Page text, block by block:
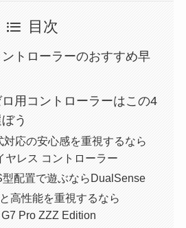
目次
トローラーのおすすめ早
用コントローラーはこの4
う
対応の安心感を重視するなら
ヤレス コントローラー
配置で遊ぶならDualSense
高性能を重視するなら
Pro ZZZ Edition